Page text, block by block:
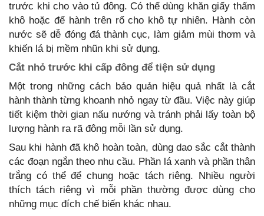
trước khi cho vào tủ đông. Có thể dùng khăn giấy thấm
khô hoặc để hành trên rổ cho khô tự nhiên. Hành còn
nước sẽ dễ đóng đá thành cục, làm giảm mùi thơm và
khiến lá bị mềm nhũn khi sử dụng.
Cắt nhỏ trước khi cấp đông để tiện sử dụng
Một trong những cách bảo quản hiệu quả nhất là cắt
hành thành từng khoanh nhỏ ngay từ đầu. Việc này giúp
tiết kiệm thời gian nấu nướng và tránh phải lấy toàn bộ
lượng hành ra rã đông mỗi lần sử dụng.
Sau khi hành đã khô hoàn toàn, dùng dao sắc cắt thành
các đoạn ngắn theo nhu cầu. Phần lá xanh và phần thân
trắng có thể để chung hoặc tách riêng. Nhiều người
thích tách riêng vì mỗi phần thường được dùng cho
những mục đích chế biến khác nhau.